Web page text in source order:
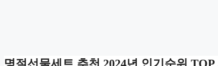
명절선물세트 추천 2024년 인기순위 TOP